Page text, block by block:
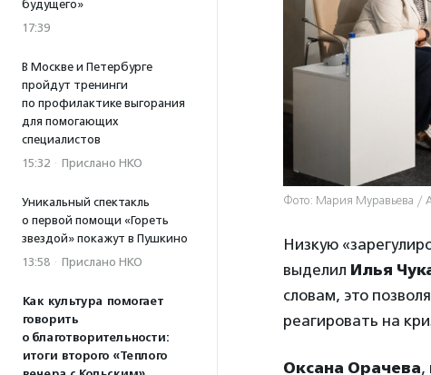
будущего»
17:39
В Москве и Петербурге
пройдут тренинги
по профилактике выгорания
для помогающих
специалистов
15:32 · Прислано НКО
Уникальный спектакль
о первой помощи «Гореть
звездой» покажут в Пушкино
13:58 · Прислано НКО
Как культура помогает
говорить
о благотворительности:
итоги второго «Теплого
Фото: Мария Муравьева /
Низкую
выделил Илья
словам, это
реагировать на
Оксана Орачева,